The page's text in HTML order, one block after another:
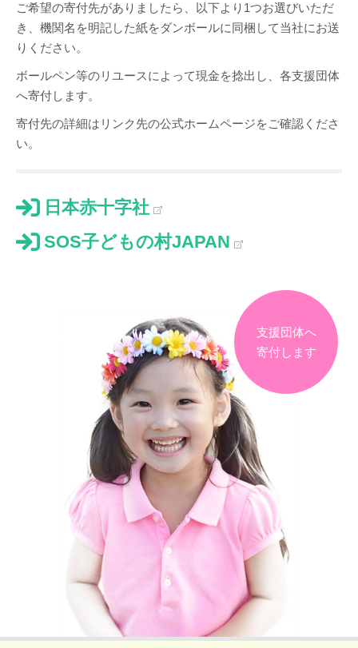
ご希望の寄付先がありましたら、以下より1つお選びいただ
き、機関名を明記した紙をダンボールに同梱して当社にお送
りください。
ボールペン等のリユースによって現金を捻出し、各支援団体
へ寄付します。
寄付先の詳細はリンク先の公式ホームページをご確認くださ
い。
日本赤十字社
SOS子どもの村JAPAN
支援団体へ
寄付します